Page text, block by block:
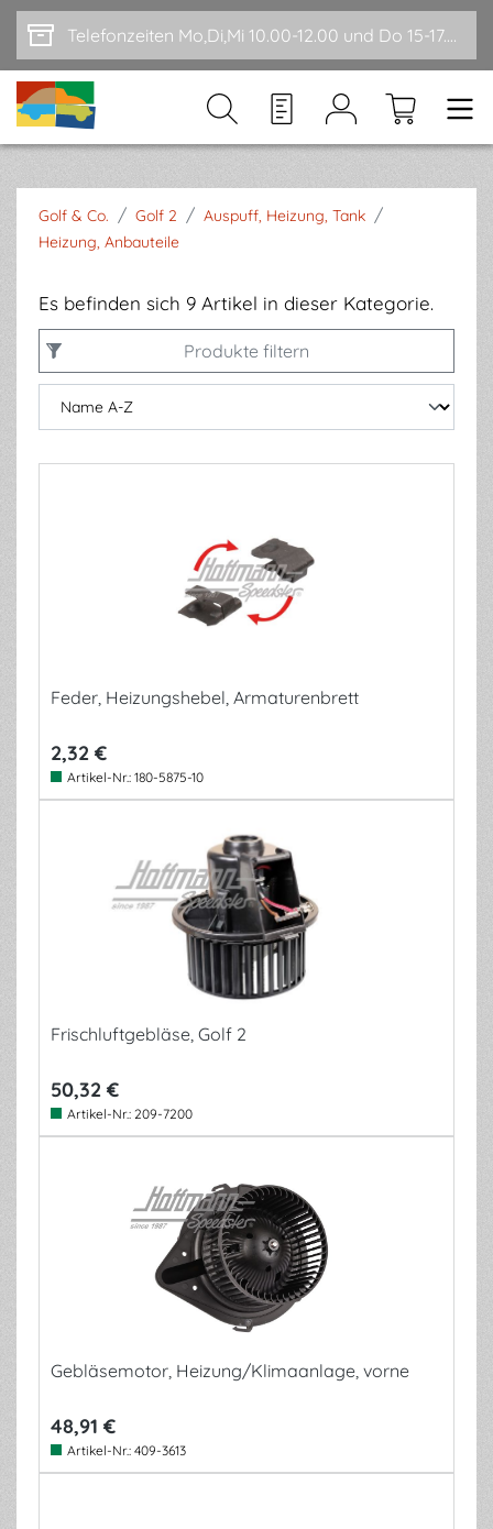
Zum Hauptinhalt springen Telefonzeiten Mo,Di,Mi 10.00-12.00 und Do 15-17.00
Golf & Co. / Golf 2 / Auspuff, Heizung, Tank /
Heizung, Anbauteile
Es befinden sich 9 Artikel in dieser Kategorie.
Produkte filtern
Feder, Heizungshebel, Armaturenbrett
2,32 €
Artikel-Nr.: 180-5875-10
Frischluftgebläse, Golf 2
50,32 €
Artikel-Nr.: 209-7200
Gebläsemotor, Heizung/Klimaanlage, vorne
48,91 €
Artikel-Nr.: 409-3613